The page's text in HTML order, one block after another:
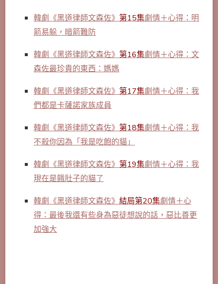
韓劇《黑道律師文森佐》 第15集劇情＋心得：明
箭易躲，暗箭難防
韓劇《黑道律師文森佐》 第16集劇情＋心得：文
森佐最珍貴的東西：媽媽
韓劇《黑道律師文森佐》 第17集劇情＋心得：我
們都是卡薩諾家族成員
韓劇《黑道律師文森佐》 第18集劇情＋心得：我
不殺你因為「我是吃飽的貓」
韓劇《黑道律師文森佐》 第19集劇情＋心得：我
現在是餓肚子的貓了
韓劇《黑道律師文森佐》 結局第20集劇情＋心
得：最後我還有些身為惡徒想說的話，惡比善更
加強大